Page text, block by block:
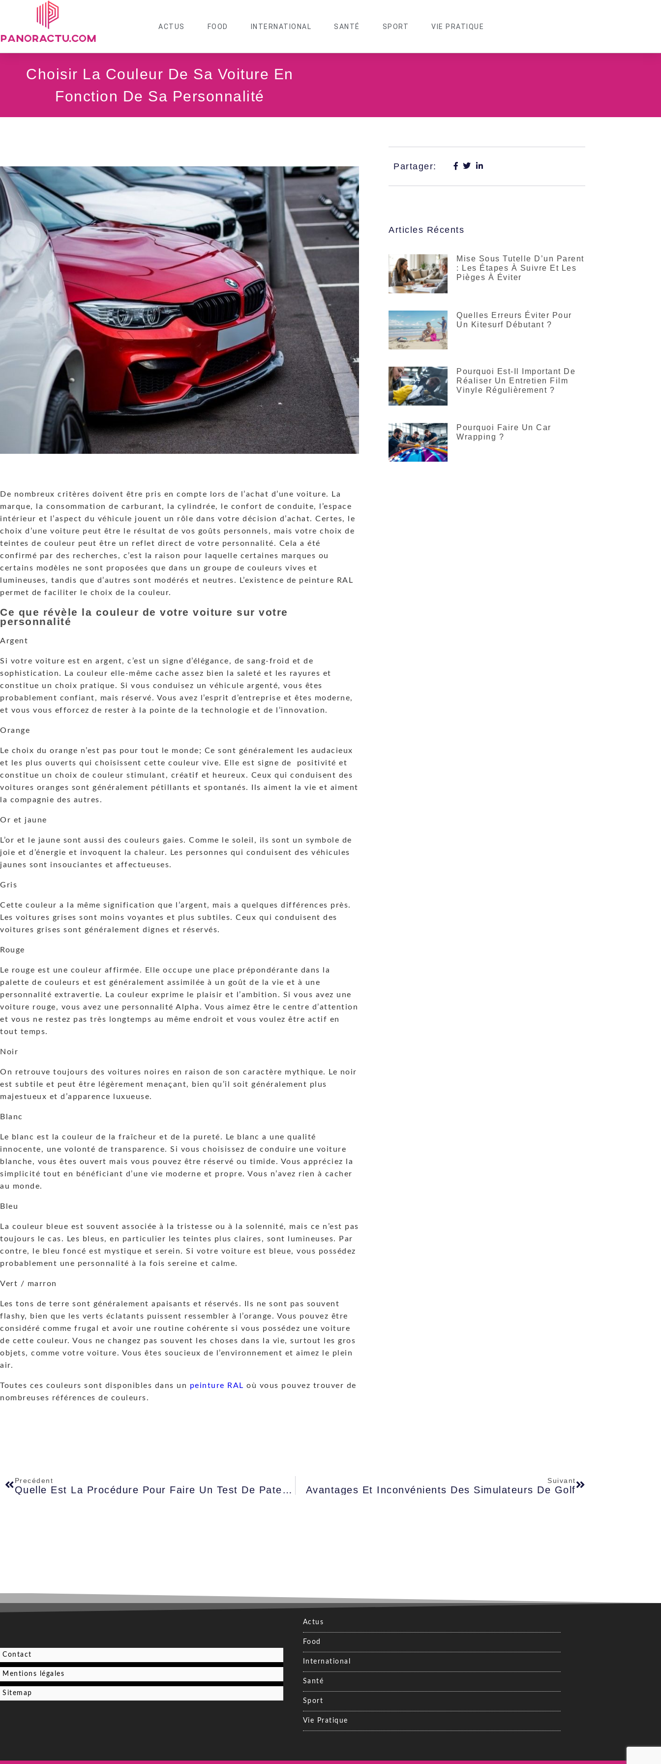
ACTUS FOOD INTERNATIONAL SANTÉ SPORT VIE PRATIQUE
Choisir La Couleur De Sa Voiture En
Fonction De Sa Personnalité
De nombreux critères doivent être pris en compte lors de l’achat d’une voiture. La
marque, la consommation de carburant, la cylindrée, le confort de conduite, l’espace
intérieur et l’aspect du véhicule jouent un rôle dans votre décision d’achat. Certes, le
choix d’une voiture peut être le résultat de vos goûts personnels, mais votre choix de
teintes de couleur peut être un reflet direct de votre personnalité. Cela a été
confirmé par des recherches, c’est la raison pour laquelle certaines marques ou
certains modèles ne sont proposées que dans un groupe de couleurs vives et
lumineuses, tandis que d’autres sont modérés et neutres. L’existence de peinture RAL
permet de faciliter le choix de la couleur.
Ce que révèle la couleur de votre voiture sur votre
personnalité
Argent
Si votre voiture est en argent, c’est un signe d’élégance, de sang-froid et de
sophistication. La couleur elle-même cache assez bien la saleté et les rayures et
constitue un choix pratique. Si vous conduisez un véhicule argenté, vous êtes
probablement confiant, mais réservé. Vous avez l’esprit d’entreprise et êtes moderne,
et vous vous efforcez de rester à la pointe de la technologie et de l’innovation.
Orange
Le choix du orange n’est pas pour tout le monde; Ce sont généralement les audacieux
et les plus ouverts qui choisissent cette couleur vive. Elle est signe de positivité et
constitue un choix de couleur stimulant, créatif et heureux. Ceux qui conduisent des
voitures oranges sont généralement pétillants et spontanés. Ils aiment la vie et aiment
la compagnie des autres.
Or et jaune
L’or et le jaune sont aussi des couleurs gaies. Comme le soleil, ils sont un symbole de
joie et d’énergie et invoquent la chaleur. Les personnes qui conduisent des véhicules
jaunes sont insouciantes et affectueuses.
Gris
Cette couleur a la même signification que l’argent, mais a quelques différences près.
Les voitures grises sont moins voyantes et plus subtiles. Ceux qui conduisent des
voitures grises sont généralement dignes et réservés.
Rouge
Le rouge est une couleur affirmée. Elle occupe une place prépondérante dans la
palette de couleurs et est généralement assimilée à un goût de la vie et à une
personnalité extravertie. La couleur exprime le plaisir et l’ambition. Si vous avez une
voiture rouge, vous avez une personnalité Alpha. Vous aimez être le centre d’attention
et vous ne restez pas très longtemps au même endroit et vous voulez être actif en
tout temps.
Noir
On retrouve toujours des voitures noires en raison de son caractère mythique. Le noir
est subtile et peut être légèrement menaçant, bien qu’il soit généralement plus
majestueux et d’apparence luxueuse.
Blanc
Le blanc est la couleur de la fraîcheur et de la pureté. Le blanc a une qualité
innocente, une volonté de transparence. Si vous choisissez de conduire une voiture
blanche, vous êtes ouvert mais vous pouvez être réservé ou timide. Vous appréciez la
simplicité tout en bénéficiant d’une vie moderne et propre. Vous n’avez rien à cacher
au monde.
Bleu
La couleur bleue est souvent associée à la tristesse ou à la solennité, mais ce n’est pas
toujours le cas. Les bleus, en particulier les teintes plus claires, sont lumineuses. Par
contre, le bleu foncé est mystique et serein. Si votre voiture est bleue, vous possédez
probablement une personnalité à la fois sereine et calme.
Vert / marron
Les tons de terre sont généralement apaisants et réservés. Ils ne sont pas souvent
flashy, bien que les verts éclatants puissent ressembler à l’orange. Vous pouvez être
considéré comme frugal et avoir une routine cohérente si vous possédez une voiture
de cette couleur. Vous ne changez pas souvent les choses dans la vie, surtout les gros
objets, comme votre voiture. Vous êtes soucieux de l’environnement et aimez le plein
air.
Toutes ces couleurs sont disponibles dans un peinture RAL où vous pouvez trouver de
nombreuses références de couleurs.
Partager:
Articles Récents
Mise Sous Tutelle D’un Parent
: Les Étapes À Suivre Et Les
Pièges À Éviter
Quelles Erreurs Éviter Pour
Un Kitesurf Débutant ?
Pourquoi Est-Il Important De
Réaliser Un Entretien Film
Vinyle Régulièrement ?
Pourquoi Faire Un Car
Wrapping ?
Precédent
Quelle Est La Procédure Pour Faire Un Test De Paternité ?
Suivant
Avantages Et Inconvénients Des Simulateurs De Golf
Contact
Mentions légales
Sitemap
Actus
Food
International
Santé
Sport
Vie Pratique